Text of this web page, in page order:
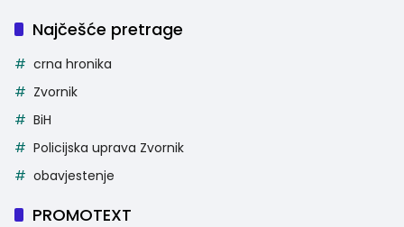
Najčešće pretrage
crna hronika
Zvornik
BiH
Policijska uprava Zvornik
obavjestenje
PROMOTEXT